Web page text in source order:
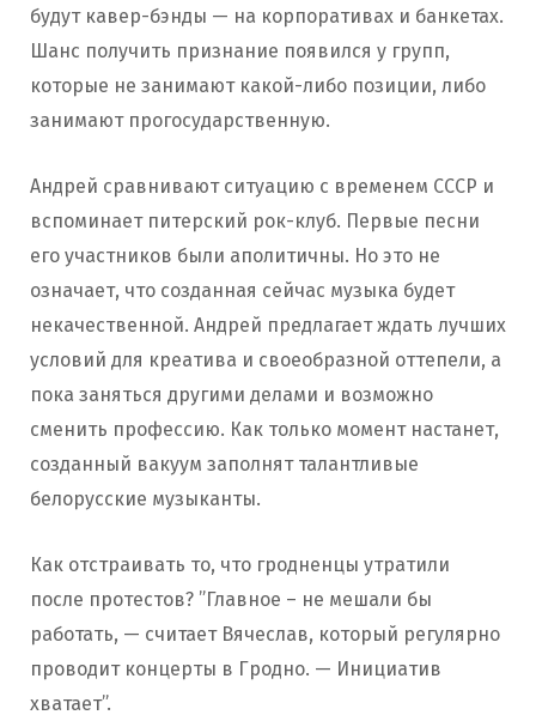
будут кавер-бэнды — на корпоративах и банкетах.
Шанс получить признание появился у групп,
которые не занимают какой-либо позиции, либо
занимают прогосударственную.
Андрей сравнивают ситуацию с временем СССР и
вспоминает питерский рок-клуб. Первые песни
его участников были аполитичны. Но это не
означает, что созданная сейчас музыка будет
некачественной. Андрей предлагает ждать лучших
условий для креатива и своеобразной оттепели, а
пока заняться другими делами и возможно
сменить профессию. Как только момент настанет,
созданный вакуум заполнят талантливые
белорусские музыканты.
Как отстраивать то, что гродненцы утратили
после протестов? ”Главное – не мешали бы
работать, — считает Вячеслав, который регулярно
проводит концерты в Гродно. — Инициатив
хватает”.